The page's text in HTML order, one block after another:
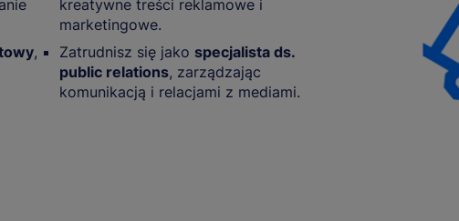
,
kreatywne treści reklamowe i
marketingowe.
Zatrudnisz się jako specjalista ds.
public relations, zarządzając
komunikacją i relacjami z mediami.